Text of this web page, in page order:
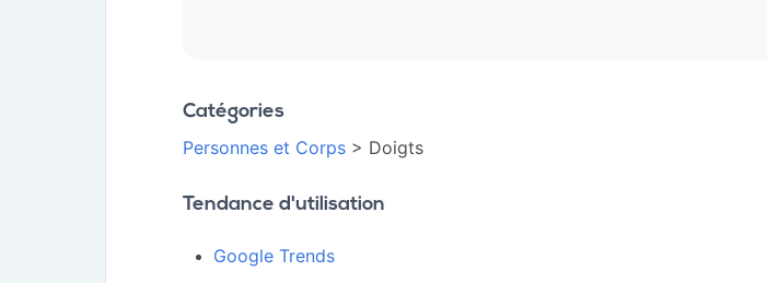
Catégories
Personnes et Corps > Doigts
Tendance d'utilisation
Google Trends